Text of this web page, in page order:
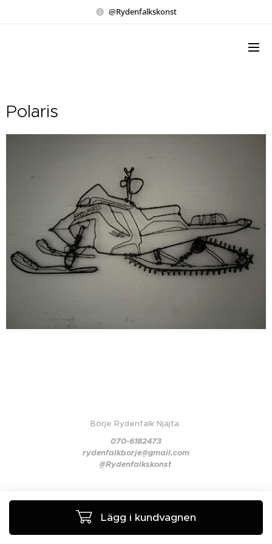
@Rydenfalkskonst
Polaris
Lägg i kundvagnen
Börje Rydenfalk Njajta
070-6182473
rydenfalkborje@gmail.com
@Rydenfalkskonst